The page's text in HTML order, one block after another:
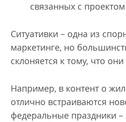
связанных с проектом
Ситуативки – одна из
маркетинге, но
склоняется к тому, что
Например, в контент о
отлично встраиваются
федеральные праздники –